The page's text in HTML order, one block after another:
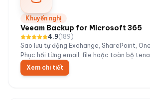
Khuyến nghị
Veeam Backup for Microsoft 365
4.9(189)
Sao lưu tự động Exchange, SharePoint,
Phục hồi từng email, file hoặc toàn bộ
Xem chi tiết